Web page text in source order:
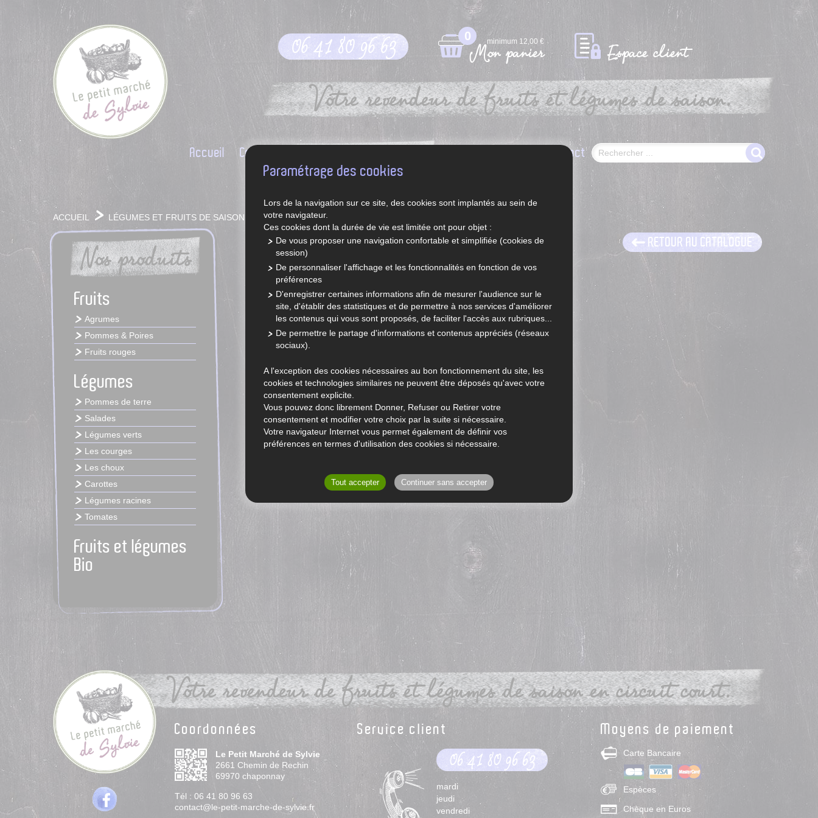
06 41 80 96 63
0 minimum 12,00 €
Mon panier Espace client
Votre revendeur de fruits et légumes de saison.
Accueil Concept Contact
ACCUEIL LÉGUMES ET FRUITS DE SAISON
Nos produits
Fruits
Agrumes
Pommes & Poires
Fruits rouges
Légumes
Pommes de terre
Salades
Légumes verts
Les courges
Les choux
Carottes
Légumes racines
Tomates
Fruits et légumes
Bio
RETOUR AU CATALOGUE
Votre revendeur de fruits et légumes de saison en circuit court.
Coordonnées
Le Petit Marché de Sylvie
2661 Chemin de Rechin
69970 chaponnay
Tél : 06 41 80 96 63
contact@le-petit-marche-de-sylvie.fr
Service client
06 41 80 96 63
mardi
jeudi
vendredi
Moyens de paiement
Carte Bancaire
Espèces
Chèque en Euros
Paramétrage des cookies
Lors de la navigation sur ce site, des cookies sont implantés au sein de
votre navigateur.
Ces cookies dont la durée de vie est limitée ont pour objet :
De vous proposer une navigation confortable et simplifiée (cookies de
session)
De personnaliser l'affichage et les fonctionnalités en fonction de vos
préférences
D'enregistrer certaines informations afin de mesurer l'audience sur le
site, d'établir des statistiques et de permettre à nos services d'améliorer
les contenus qui vous sont proposés, de faciliter l'accès aux rubriques...
De permettre le partage d'informations et contenus appréciés (réseaux
sociaux).
A l'exception des cookies nécessaires au bon fonctionnement du site, les
cookies et technologies similaires ne peuvent être déposés qu'avec votre
consentement explicite.
Vous pouvez donc librement Donner, Refuser ou Retirer votre
consentement et modifier votre choix par la suite si nécessaire.
Votre navigateur Internet vous permet également de définir vos
préférences en termes d'utilisation des cookies si nécessaire.
Tout accepter Continuer sans accepter